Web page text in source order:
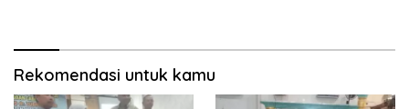
Rekomendasi untuk kamu